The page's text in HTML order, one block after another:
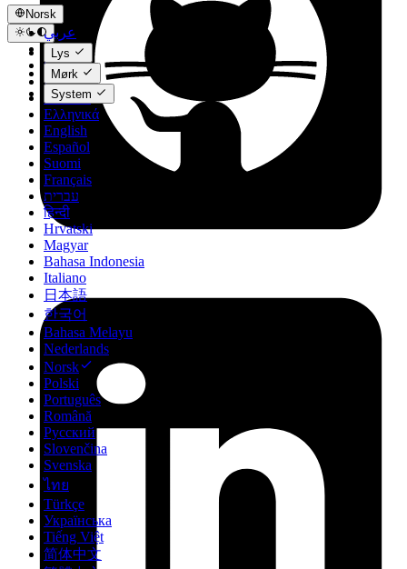
Norsk
عربي
Català
Čeština
Dansk
Deutsch
Ελληνικά
English
Español
Suomi
Français
עברית
हिन्दी
Hrvatski
Magyar
Bahasa Indonesia
Italiano
日本語
한국어
Bahasa Melayu
Nederlands
Norsk
Polski
Português
Română
Русский
Slovenčina
Svenska
ไทย
Türkçe
Українська
Tiếng Việt
简体中文
Lys
Mørk
System